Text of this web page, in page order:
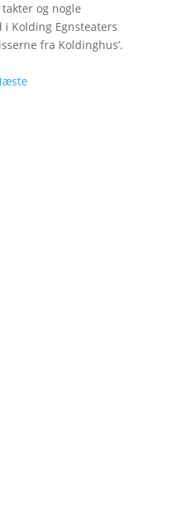
og nogle
Kolding Egnsteaters
fra Koldinghus’.